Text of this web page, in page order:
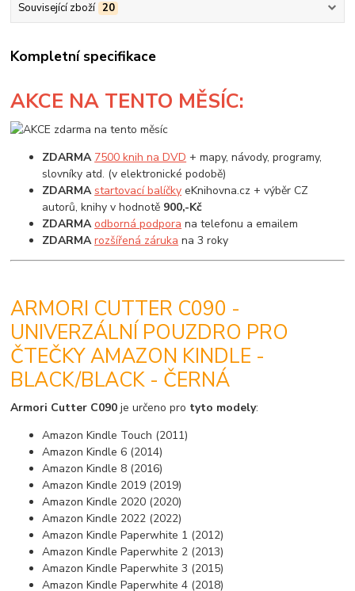
Související zboží 20
Kompletní specifikace
AKCE NA TENTO MĚSÍC:
ZDARMA 7500 knih na DVD + mapy, návody, programy,
slovníky atd. (v elektronické podobě)
ZDARMA startovací balíčky eKnihovna.cz + výběr CZ
autorů, knihy v hodnotě 900,-Kč
ZDARMA odborná podpora na telefonu a emailem
ZDARMA rozšířená záruka na 3 roky
ARMORI CUTTER C090 -
UNIVERZÁLNÍ POUZDRO PRO
ČTEČKY AMAZON KINDLE -
BLACK/BLACK - ČERNÁ
Armori Cutter C090 je určeno pro tyto modely:
Amazon Kindle Touch (2011)
Amazon Kindle 6 (2014)
Amazon Kindle 8 (2016)
Amazon Kindle 2019 (2019)
Amazon Kindle 2020 (2020)
Amazon Kindle 2022 (2022)
Amazon Kindle Paperwhite 1 (2012)
Amazon Kindle Paperwhite 2 (2013)
Amazon Kindle Paperwhite 3 (2015)
Amazon Kindle Paperwhite 4 (2018)